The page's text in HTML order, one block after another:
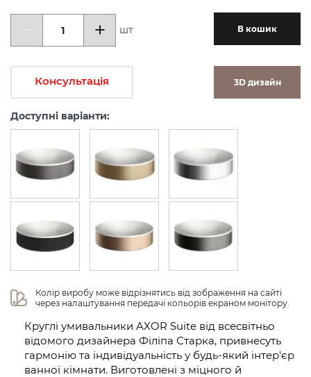
шт В кошик
Консультація 3D дизайн
Доступні варіанти:
Колір виробу може відрізнятись від зображення на сайті
через налаштування передачі кольорів екраном монітору.
Круглі умивальники AXOR Suite від всесвітньо
відомого дизайнера Філіпа Старка, привнесуть
гармонію та індивідуальність у будь-який інтер'єр
ванної кімнати. Виготовлені з міцного й